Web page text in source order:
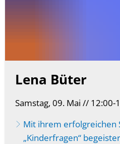
Lena Büter
Samstag, 09. Mai // 12:00-
Mit ihrem erfolgreichen
„Kinderfragen“